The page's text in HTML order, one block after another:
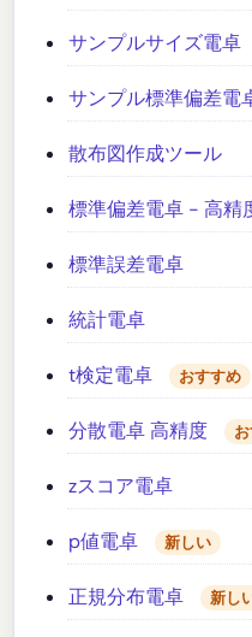
サンプルサイズ電卓
サンプル標準偏差電
散布図作成ツール
標準偏差電卓 - 高精
標準誤差電卓
統計電卓
t検定電卓 おすすめ
分散電卓 高精度
zスコア電卓
p値電卓 新しい
正規分布電卓 新し